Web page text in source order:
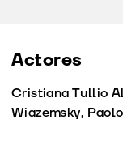
Actores
Cristiana Tullio
Wiazemsky,